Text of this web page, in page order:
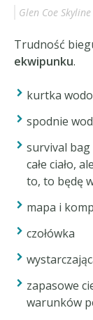
Glen Coe
Trudność
ekwipunku.
kurtka
spodnie
survival bag
całe ciało,
to, to będę
mapa i
czołówka
zapasowe
warunków